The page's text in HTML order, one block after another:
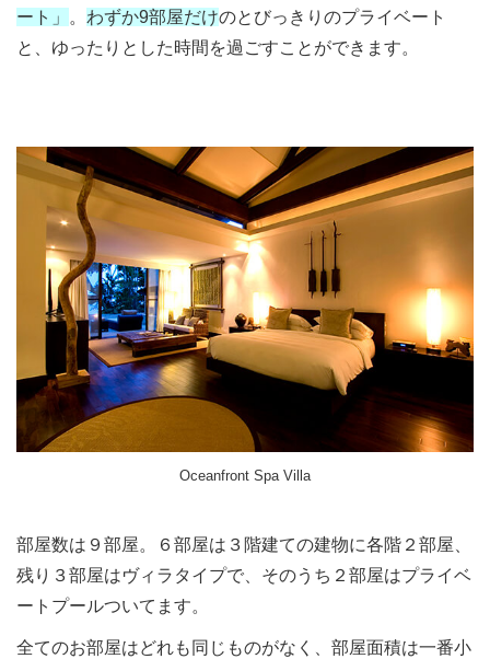
ート」 。 わずか9部屋だけのとびっきりのプライベート
と、ゆったりとした時間を過ごすことができます。
Oceanfront Spa Villa
部屋数は９部屋。６部屋は３階建ての建物に各階２部屋、
残り３部屋はヴィラタイプで、そのうち２部屋はプライベ
ートプールついてます。
全てのお部屋はどれも同じものがなく、部屋面積は一番小